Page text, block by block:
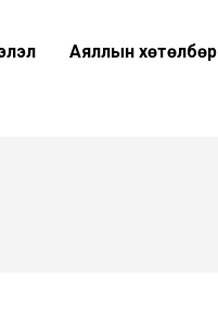
Аяллын хөтөлбөр